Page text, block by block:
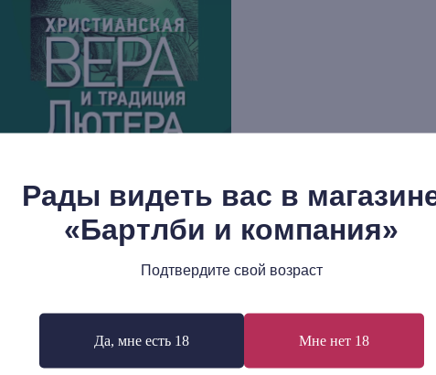
Рады видеть вас в
«Бартлби и компания»
Подтвердите свой возраст
Да, мне есть 18 Мне нет 18
Ганс Шварц: Христианская вера и
традиция Лютера
В корзину
Николас Томас Райт: Марк.
Евангелие. Популярный
комментарий
790 р.
В корзину